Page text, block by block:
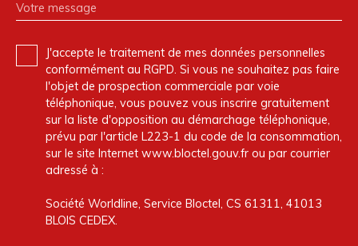
Votre message
J'accepte le traitement de mes données personnelles
conformément au RGPD. Si vous ne souhaitez pas faire
l'objet de prospection commerciale par voie
téléphonique, vous pouvez vous inscrire gratuitement
sur la liste d'opposition au démarchage téléphonique,
prévu par l'article L223-1 du code de la consommation,
sur le site Internet www.bloctel.gouv.fr ou par courrier
adressé à :
Société Worldline, Service Bloctel, CS 61311, 41013
BLOIS CEDEX.